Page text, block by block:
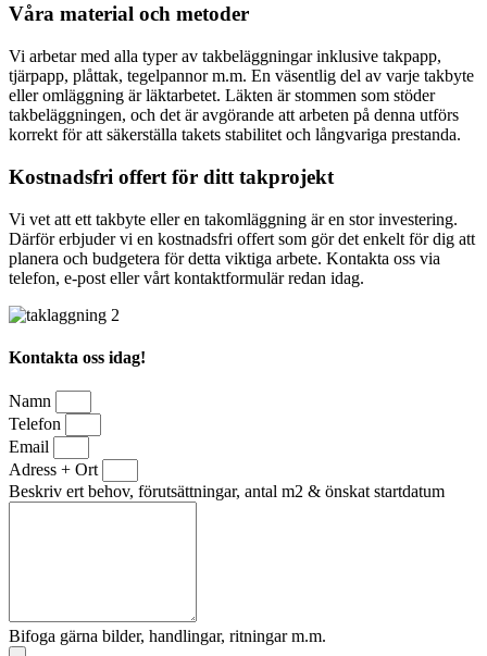
Våra material och metoder
Vi arbetar med alla typer av takbeläggningar inklusive takpapp,
tjärpapp, plåttak, tegelpannor m.m. En väsentlig del av varje takbyte
eller omläggning är läktarbetet. Läkten är stommen som stöder
takbeläggningen, och det är avgörande att arbeten på denna utförs
korrekt för att säkerställa takets stabilitet och långvariga prestanda.
Kostnadsfri offert för ditt takprojekt
Vi vet att ett takbyte eller en takomläggning är en stor investering.
Därför erbjuder vi en kostnadsfri offert som gör det enkelt för dig att
planera och budgetera för detta viktiga arbete. Kontakta oss via
telefon, e-post eller vårt kontaktformulär redan idag.
Kontakta oss idag!
Namn
Telefon
Email
Adress + Ort
Beskriv ert behov, förutsättningar, antal m2 & önskat startdatum
Bifoga gärna bilder, handlingar, ritningar m.m.